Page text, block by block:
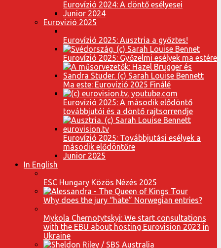
Eurovízió 2024: A döntő esélyesei
Junior 2024
Eurovízió 2025
Eurovízió 2025: Ausztria a győztes!
Eurovízió 2025: Győzelmi esélyek ma estére
Ma este: Eurovízió 2025 Finálé
Eurovízió 2025: A második elődöntő
továbbjutói és a döntő rajtsorrendje
Eurovízió 2025: Továbbjutási esélyek a
második elődöntőre
Junior 2025
In English
ESC Hungary Közös Nézés 2025
Why does the jury “hate” Norwegian entries?
Mykola Chernotytskyi: We start consultations
with the EBU about hosting Eurovision 2023 in
Ukraine